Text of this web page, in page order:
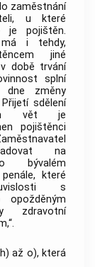
zaměstnání
u které
je pojištěn.
i tehdy,
jiné
době trvání
splní
změny
sdělení
vět je
pojištěnci
na
bývalém
které
s
opožděným
zdravotní
až o), která